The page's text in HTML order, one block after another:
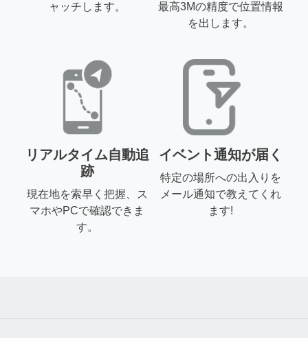
ャッチします。
最高3Mの精度で位置情報
を出します。
リアルタイム自動追
跡
現在地を索早く把握、ス
マホやPCで確認できま
す。
イベント通知が届く
特定の場所への出入りを
メール通知で教えてくれ
ます!